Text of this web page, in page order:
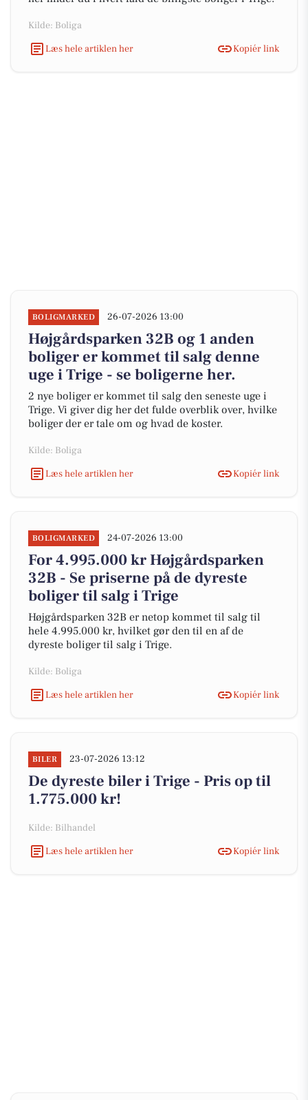
Kilde: Boliga
Læs hele artiklen her
Kopiér link
BOLIGMARKED 26-07-2026 13:00
Højgårdsparken 32B og 1 anden
boliger er kommet til salg denne
uge i Trige - se boligerne her.
2 nye boliger er kommet til salg den seneste uge i
Trige. Vi giver dig her det fulde overblik over, hvilke
boliger der er tale om og hvad de koster.
Kilde: Boliga
Læs hele artiklen her
Kopiér link
BOLIGMARKED 24-07-2026 13:00
For 4.995.000 kr Højgårdsparken
32B - Se priserne på de dyreste
boliger til salg i Trige
Højgårdsparken 32B er netop kommet til salg til
hele 4.995.000 kr, hvilket gør den til en af de
dyreste boliger til salg i Trige.
Kilde: Boliga
Læs hele artiklen her
Kopiér link
BILER 23-07-2026 13:12
De dyreste biler i Trige - Pris op til
1.775.000 kr!
Kilde: Bilhandel
Læs hele artiklen her
Kopiér link